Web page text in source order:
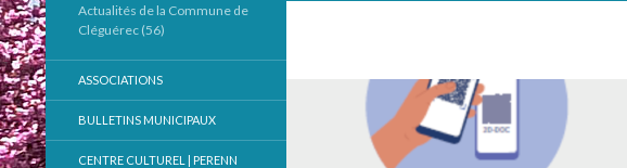
Actualités de la Commune de
Cléguérec (56)
ASSOCIATIONS
BULLETINS MUNICIPAUX
CENTRE CULTUREL | PERENN